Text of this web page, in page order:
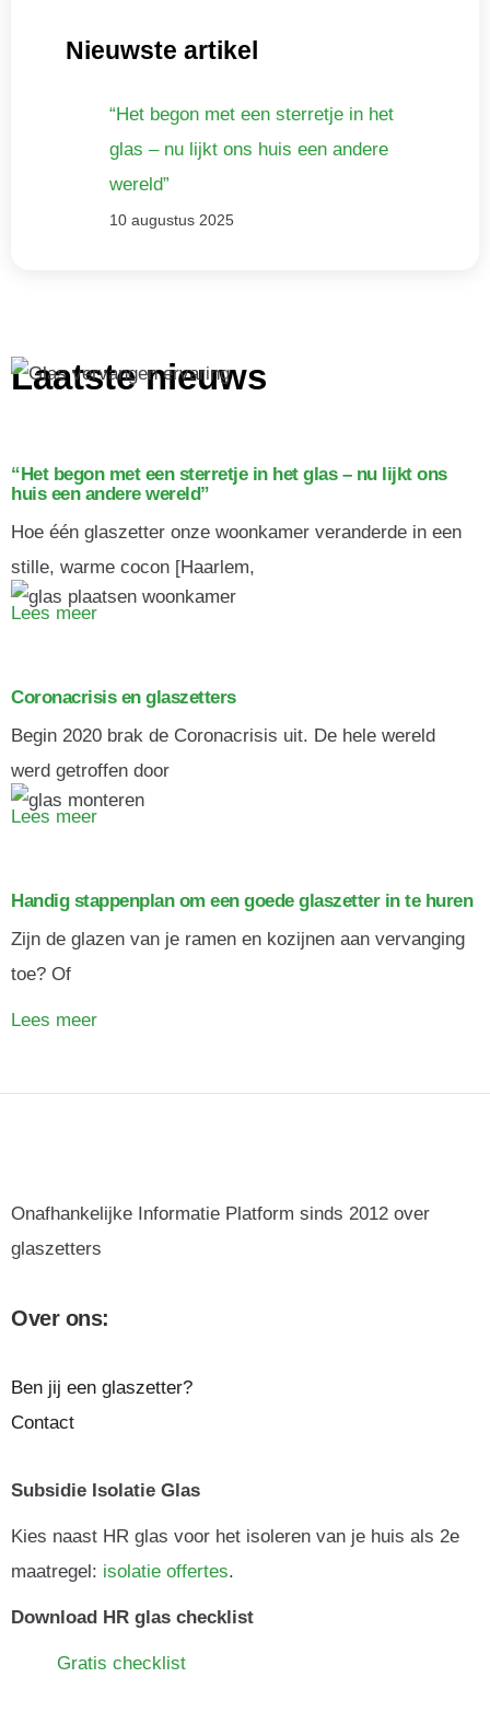
Nieuwste artikel
“Het begon met een sterretje in het
glas – nu lijkt ons huis een andere
wereld”
10 augustus 2025
Laatste nieuws
“Het begon met een sterretje in het glas – nu lijkt ons
huis een andere wereld”
Hoe één glaszetter onze woonkamer veranderde in een
stille, warme cocon [Haarlem,
Lees meer
Coronacrisis en glaszetters
Begin 2020 brak de Coronacrisis uit. De hele wereld
werd getroffen door
Lees meer
Handig stappenplan om een goede glaszetter in te huren
Zijn de glazen van je ramen en kozijnen aan vervanging
toe? Of
Lees meer
Onafhankelijke Informatie Platform sinds 2012 over
glaszetters
Over ons:
Ben jij een glaszetter?
Contact
Subsidie Isolatie Glas
Kies naast HR glas voor het isoleren van je huis als 2e
maatregel: isolatie offertes.
Download HR glas checklist
Gratis checklist